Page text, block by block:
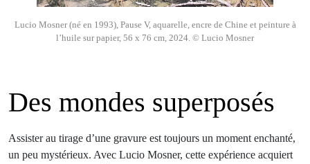
Lucio Mosner (né en 1993), Pause V, aquarelle, encre de Chine et peinture à
l’huile sur papier, 56 x 76 cm, 2024. © Lucio Mosner
Des mondes superposés
Assister au tirage d’une gravure est toujours un moment enchanté,
un peu mystérieux. Avec Lucio Mosner, cette expérience acquiert